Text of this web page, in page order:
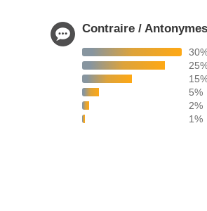
Contraire /
5%
2%
1%